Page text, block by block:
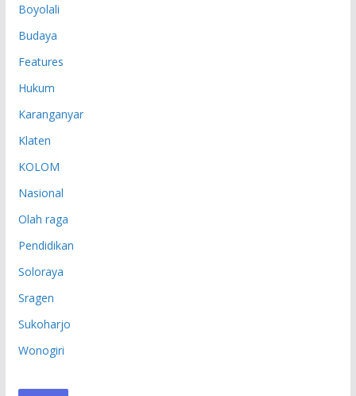
Boyolali
Budaya
Features
Hukum
Karanganyar
Klaten
KOLOM
Nasional
Olah raga
Pendidikan
Soloraya
Sragen
Sukoharjo
Wonogiri